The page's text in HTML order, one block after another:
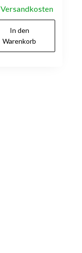
Versandkosten
In den
Warenkorb